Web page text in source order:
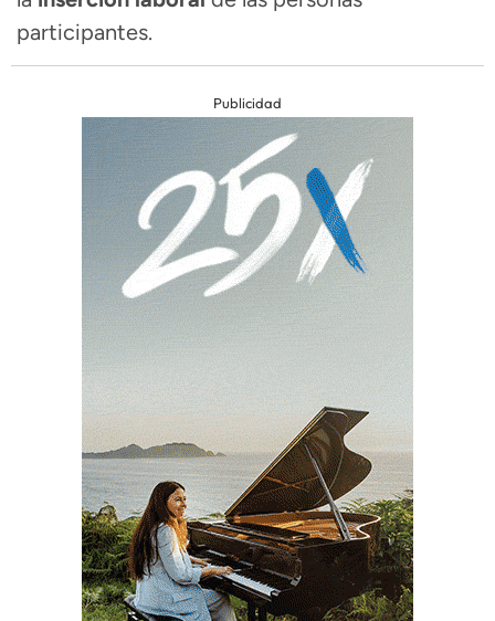
participantes.
Publicidad